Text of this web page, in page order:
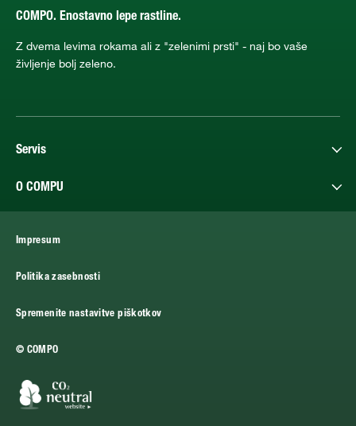
COMPO. Enostavno lepe rastline.
Z dvema levima rokama ali z "zelenimi prsti" - naj bo vaše
življenje bolj zeleno.
Servis
O COMPU
Impresum
Politika zasebnosti
Spremenite nastavitve piškotkov
© COMPO